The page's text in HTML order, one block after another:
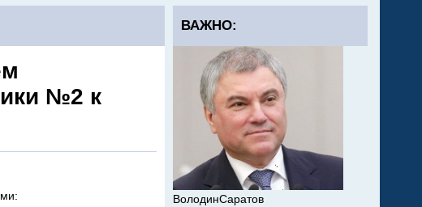
№2 к
ВАЖНО:
ВолодинСаратов